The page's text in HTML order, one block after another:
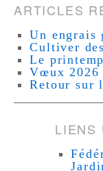
ARTICLES
Un engrais
Cultiver
Le
Vœux 2026
Retour sur
LIENS